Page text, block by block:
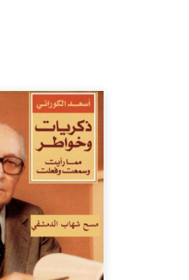
تاريخ حلب - الاجزاء الثلاثة الطبعة